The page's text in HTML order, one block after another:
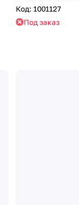
Код:1001127
Под заказ